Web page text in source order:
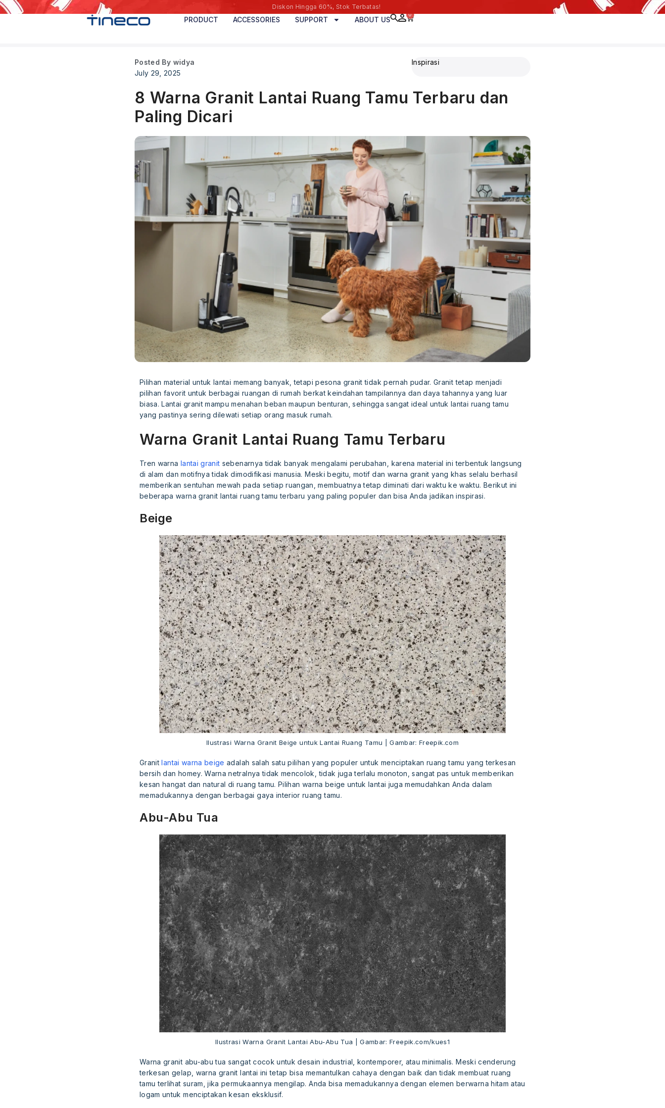
Diskon Hingga 60%, Stok Terbatas!
PRODUCT ACCESSORIES SUPPORT ABOUT US
0
Posted By widya
July 29, 2025
Inspirasi
8 Warna Granit Lantai Ruang Tamu Terbaru dan
Paling Dicari
Pilihan material untuk lantai memang banyak, tetapi pesona granit tidak pernah pudar. Granit tetap menjadi
pilihan favorit untuk berbagai ruangan di rumah berkat keindahan tampilannya dan daya tahannya yang luar
biasa. Lantai granit mampu menahan beban maupun benturan, sehingga sangat ideal untuk lantai ruang tamu
yang pastinya sering dilewati setiap orang masuk rumah.
Warna Granit Lantai Ruang Tamu Terbaru
Tren warna lantai granit sebenarnya tidak banyak mengalami perubahan, karena material ini terbentuk langsung
di alam dan motifnya tidak dimodifikasi manusia. Meski begitu, motif dan warna granit yang khas selalu berhasil
memberikan sentuhan mewah pada setiap ruangan, membuatnya tetap diminati dari waktu ke waktu. Berikut ini
beberapa warna granit lantai ruang tamu terbaru yang paling populer dan bisa Anda jadikan inspirasi.
Beige
Ilustrasi Warna Granit Beige untuk Lantai Ruang Tamu | Gambar: Freepik.com
Granitlantai warna beige adalah salah satu pilihan yang populer untuk menciptakan ruang tamu yang terkesan
bersih dan homey. Warna netralnya tidak mencolok, tidak juga terlalu monoton, sangat pas untuk memberikan
kesan hangat dan natural di ruang tamu. Pilihan warna beige untuk lantai juga memudahkan Anda dalam
memadukannya dengan berbagai gaya interior ruang tamu.
Abu-Abu Tua
Ilustrasi Warna Granit Lantai Abu-Abu Tua | Gambar: Freepik.com/kues1
Warna granit abu-abu tua sangat cocok untuk desain industrial, kontemporer, atau minimalis. Meski cenderung
terkesan gelap, warna granit lantai ini tetap bisa memantulkan cahaya dengan baik dan tidak membuat ruang
tamu terlihat suram, jika permukaannya mengilap. Anda bisa memadukannya dengan elemen berwarna hitam atau
logam untuk menciptakan kesan eksklusif.